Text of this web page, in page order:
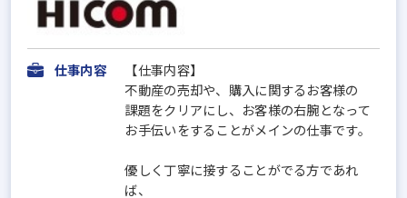
仕事内容
【仕事内容】
不動産の売却や、購入に関するお客様の
課題をクリアにし、お客様の右腕となって
お手伝いをすることがメインの仕事です。
優しく丁寧に接することがでる方であれ
ば、